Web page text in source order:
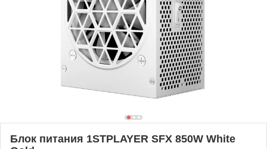
Блок питания 1STPLAYER SFX 850W White